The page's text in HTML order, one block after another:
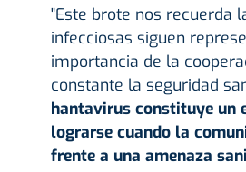
"Este brote nos recuerda
infecciosas siguen
importancia de la
constante la seguridad
hantavirus constituye un
lograrse cuando la
frente a una amenaza